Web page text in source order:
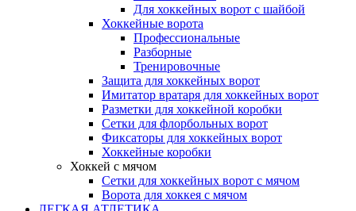
Для хоккейных ворот с шайбой
Хоккейные ворота
Профессиональные
Разборные
Тренировочные
Защита для хоккейных ворот
Имитатор вратаря для хоккейных ворот
Разметки для хоккейной коробки
Сетки для флорбольных ворот
Фиксаторы для хоккейных ворот
Хоккейные коробки
Хоккей с мячом
Сетки для хоккейных ворот с мячом
Ворота для хоккея с мячом